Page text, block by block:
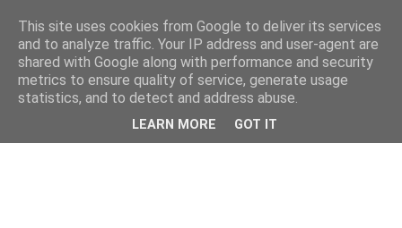
This site uses cookies from Google to deliver its services
and to analyze traffic. Your IP address and user-agent are
shared with Google along with performance and security
metrics to ensure quality of service, generate usage
statistics, and to detect and address abuse.
LEARN MORE GOT IT